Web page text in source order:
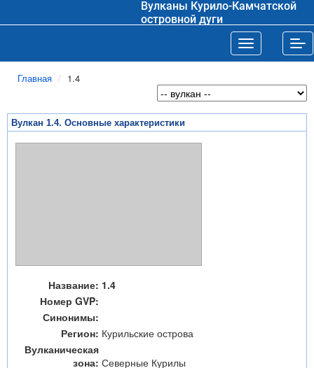
Вулканы Курило-Камчатской
островной дуги
Toggle
Главная 1.4
Вулкан 1.4. Основные характеристики
Название: 1.4
Номер GVP:
Синонимы:
Регион: Курильские острова
Вулканическая
зона: Северные Курилы